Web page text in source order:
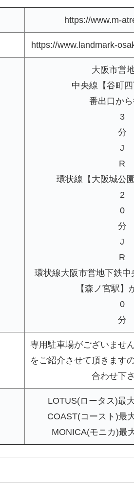
https://www.m-
https://www.landmark-
大阪市営
中央線【谷町
番出口か
3
分
J
R
環状線【大阪城公
2
0
分
J
R
環状線大阪市営地下鉄
【森ノ宮駅】
0
分
専用駐車場がございませ
をご紹介させて頂きます
合わせ下さ
LOTUS(ロータス)最
COAST(コースト)最
MONICA(モニカ)最